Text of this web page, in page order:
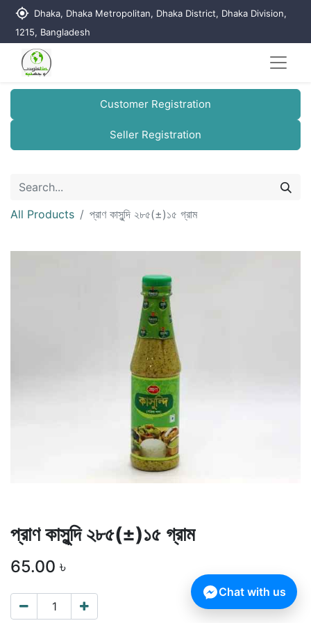
my_location Dhaka, Dhaka Metropolitan, Dhaka District, Dhaka Division,
1215, Bangladesh
Customer Registration
Seller Registration
All Products প্রাণ কাসুন্দি ২৮৫(±)১৫ গ্রাম
প্রাণ কাসুন্দি ২৮৫(±)১৫ গ্রাম
65.00 ৳
Chat with us